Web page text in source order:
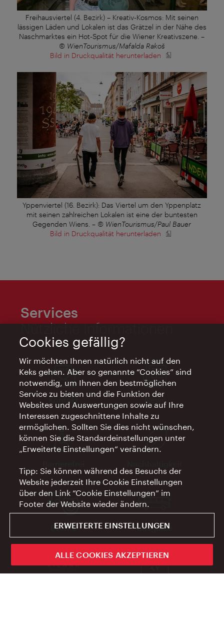
Freihausviertel (4. Bezirk) – Kreativ-Kosmos: Mit seinen
lässigen Läden und Lokalen ist das Grätzel in der Nähe des
Naschmarktes ein Hot-Spot für die Wiener Kreativszene. –
© WienTourismus/Mafalda Rakoš
Bild in Druckqualität herunterladen
Yppenviertel (16. Bezirk): Das Viertel um den Yppenplatz
mit seinen zahlreichen Lokalen ist eine der buntesten
Gegenden Wiens. – © WienTourismus/Paul Bauer
Bild in Druckqualität herunterladen
Services
Nützliche Informationen
Kontakt News
Events Busguide
Cookies gefällig?
Wir möchten Ihnen natürlich nicht auf den
Keks gehen. Aber so genannte “Cookies” sind
notwendig, um Ihnen den bestmöglichen
Service zu bieten und die Funktion der
Websites und Auswertungen sowie auf Ihre
Interessen zugeschnittene Inhalte zu
ermöglichen. Sollten Sie dies nicht wünschen,
können Sie die Standardeinstellungen unter
„Erweiterte Einstellungen“ verändern.
Tipp: Sie können während des Besuchs der
Website jederzeit Ihre Cookie Einstellungen
über den Link “Cookie Einstellungen” im
Footer der Website wieder ändern.
ERWEITERTE EINSTELLUNGEN
ALLE COOKIES AKZEPTIEREN